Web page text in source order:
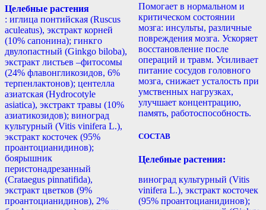
Целебные растения
: иглица понтийская (Ruscus
aculeatus), экстракт корней
(10% сапонина); гинкго
двулопастный (Ginkgo biloba),
экстракт листьев –фитосомы
(24% флавонгликозидов, 6%
терпенлактонов); центелла
азиатская (Hydrocotyle
asiatica), экстракт травы (10%
азиатикозидов); виноград
культурный (Vitis vinifera L.),
экстракт косточек (95%
проантоцианидинов);
боярышник
перистонадрезанный
(Crataegus pinnatifida),
экстракт цветков (9%
проантоцианидинов), 2%
Помогает в нормальном и
критическом состоянии
мозга: инсульты, различные
повреждения мозга. Ускоряет
восстановление после
операций и травм. Усиливает
питание сосудов головного
мозга, снижает усталость при
умственных нагрузках,
улучшает концентрацию,
память, работоспособность.
СОСТАВ
Целебные растения:
виноград культурный (Vitis
vinifera L.), экстракт косточек
(95% проантоцианидинов);